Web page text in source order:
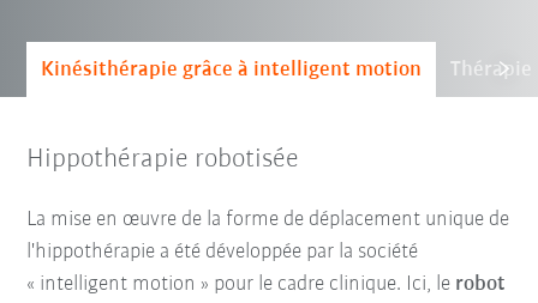
Kinésithérapie grâce à intelligent motion Thérapie
Hippothérapie robotisée
La mise en œuvre de la forme de déplacement unique de
l'hippothérapie a été développée par la société
« intelligent motion » pour le cadre clinique. Ici, le robot